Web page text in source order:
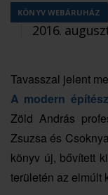
KÖNYV WEBÁRUHÁZ
2016.
Tavasszal jelent
A modern
Zöld András
Zsuzsa és
könyv új, bővített
területén az elmúlt